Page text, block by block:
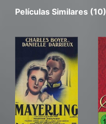
Películas Similares (10)